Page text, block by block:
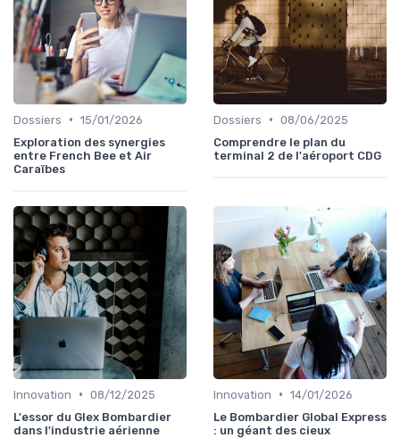
Dossiers • 15/01/2026
Exploration des synergies
entre French Bee et Air
Caraïbes
Dossiers • 08/06/2025
Comprendre le plan du
terminal 2 de l'aéroport CDG
Innovation • 08/12/2025
L'essor du Glex Bombardier
dans l'industrie aérienne
Innovation • 14/01/2026
Le Bombardier Global Express
: un géant des cieux